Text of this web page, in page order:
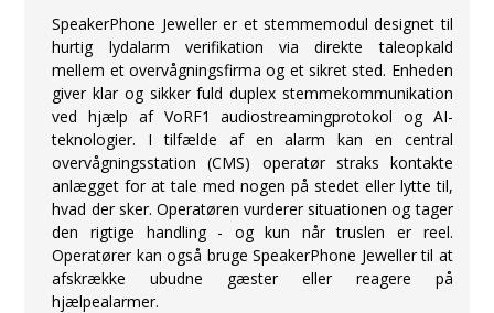
SpeakerPhone Jeweller er et stemmemodul designet til
hurtig lydalarm verifikation via direkte taleopkald
mellem et overvågningsfirma og et sikret sted. Enheden
giver klar og sikker fuld duplex stemmekommunikation
ved hjælp af VoRF1 audiostreamingprotokol og AI-
teknologier. I tilfælde af en alarm kan en central
overvågningsstation (CMS) operatør straks kontakte
anlægget for at tale med nogen på stedet eller lytte til,
hvad der sker. Operatøren vurderer situationen og tager
den rigtige handling - og kun når truslen er reel.
Operatører kan også bruge SpeakerPhone Jeweller til at
afskrække ubudne gæster eller reagere på
hjælpealarmer.